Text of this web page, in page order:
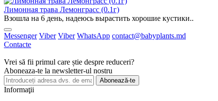
Лимонная трава Лемонграсс (0.1г)
Взошла на 6 день, надеюсь вырастить хорошие кустики..
Messenger Viber Viber WhatsApp contact@babyplants.md
Contacte
Vrei să fii primul care știe despre reduceri?
Aboneaza-te la newsletter-ul nostru
Abonează-te
Informaţii